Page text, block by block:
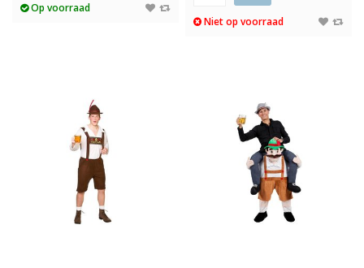
Op voorraad
Niet op voorraad